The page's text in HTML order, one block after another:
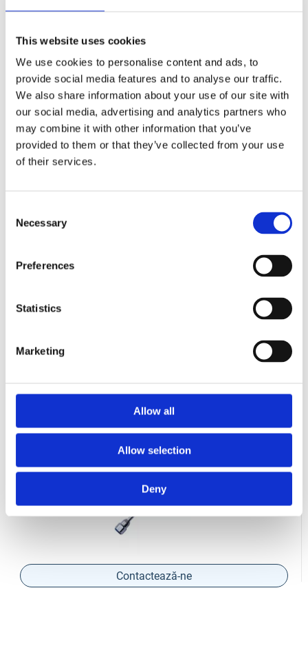
This website uses cookies
We use cookies to personalise content and ads, to
provide social media features and to analyse our traffic.
We also share information about your use of our site with
our social media, advertising and analytics partners who
may combine it with other information that you’ve
provided to them or that they’ve collected from your use
of their services.
Selection
Necessary
Preferences
Statistics
Marketing
Allow all
Allow selection
Deny
Pompa airless Titan PowrBeast 7700 G CART Honda
GX 200 5,5 cp debit 7.6 l/min
Contactează-ne
Produse Similare
Contactează-ne